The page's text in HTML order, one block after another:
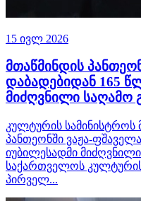
15 ივლ 2026
მთაწმინდის
დაბადებიდან 165
მიძღვნილი საღამო
კულტურის სამინისტროს
პანთეონში ვაჟა-
იუბილესადმი
საქართველოს
პირველ...